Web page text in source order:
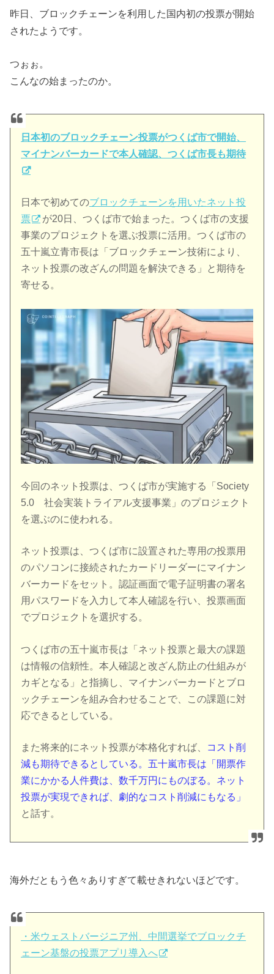
昨日、ブロックチェーンを利用した国内初の投票が開始
されたようです。
つぉぉ。
こんなの始まったのか。
日本初のブロックチェーン投票がつくば市で開始、
マイナンバーカードで本人確認、つくば市長も期待
日本で初めてのブロックチェーンを用いたネット投
票
が20日、つくば市で始まった。つくば市の支援
事業のプロジェクトを選ぶ投票に活用。つくば市の
五十嵐立青市長は「ブロックチェーン技術により、
ネット投票の改ざんの問題を解決できる」と期待を
寄せる。
今回のネット投票は、つくば市が実施する「Society
5.0 社会実装トライアル支援事業」のプロジェクト
を選ぶのに使われる。
ネット投票は、つくば市に設置された専用の投票用
のパソコンに接続されたカードリーダーにマイナン
バーカードをセット。認証画面で電子証明書の署名
用パスワードを入力して本人確認を行い、投票画面
でプロジェクトを選択する。
つくば市の五十嵐市長は「ネット投票と最大の課題
は情報の信頼性。本人確認と改ざん防止の仕組みが
カギとなる」と指摘し、マイナンバーカードとブロ
ックチェーンを組み合わせることで、この課題に対
応できるとしている。
また将来的にネット投票が本格化すれば、
コスト削
減も期待できるとしている。五十嵐市長は「開票作
業にかかる人件費は、数千万円にものぼる。ネット
投票が実現できれば、劇的なコスト削減にもなる」
と話す。
海外だともう色々ありすぎて載せきれないほどです。
・米ウェストバージニア州、中間選挙でブロックチ
ェーン基盤の投票アプリ導入へ